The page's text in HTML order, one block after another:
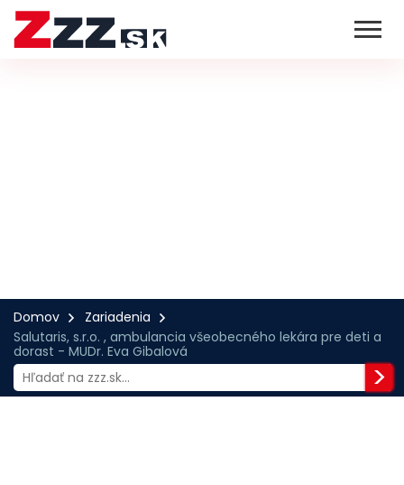
Domov
Zariadenia
Salutaris, s.r.o. , ambulancia všeobecného lekára pre deti a
dorast - MUDr. Eva Gibalová